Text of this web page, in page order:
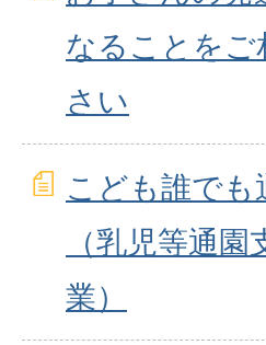
なることをご
さい
こども誰でも
（乳児等通園
業）